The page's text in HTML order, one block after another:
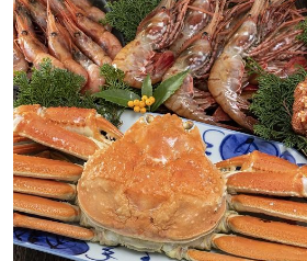
【暮らしの知恵を身につけたい】
【札幌のお気に入りを見つけたい】
【道央のお気に入りを見つけたい】
【道北のお気に入りを見つけたい】
【道東のお気に入りを見つけたい】